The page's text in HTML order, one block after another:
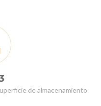
de almacenamiento